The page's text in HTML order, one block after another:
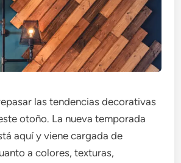
las tendencias decorativas
otoño. La nueva temporada
aquí y viene cargada de
a colores, texturas,